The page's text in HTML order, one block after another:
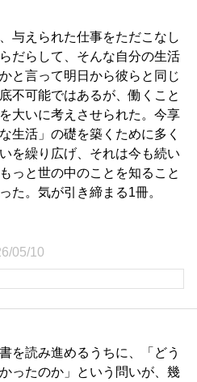
与えられた仕事をただこなし
だらして、そんな自分の生活
と言って明日から彼らと同じ
不可能ではあるが、働くこと
大いに考えさせられた。今享
生活」の礎を築くために多く
を繰り広げ、それは今も続い
っと世の中のことを知ること
た。気が引き締まる1冊。
05/10
を読み進めるうちに、「どう
ったのか」という問いが、幾